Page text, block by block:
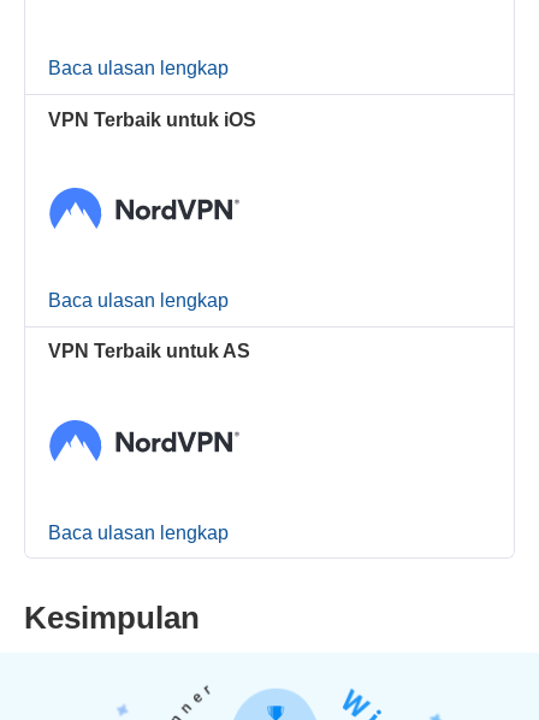
Baca ulasan lengkap
VPN Terbaik untuk iOS
Baca ulasan lengkap
VPN Terbaik untuk AS
Baca ulasan lengkap
Kesimpulan